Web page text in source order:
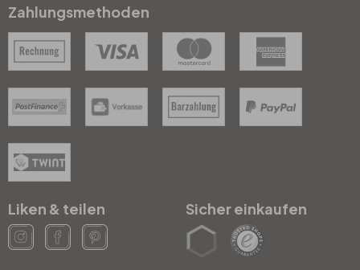
Zahlungsmethoden
Liken & teilen Sicher einkaufen